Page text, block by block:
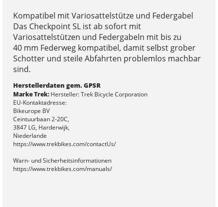
Kompatibel mit Variosattelstütze und Federgabel
Das Checkpoint SL ist ab sofort mit
Variosattelstützen und Federgabeln mit bis zu
40 mm Federweg kompatibel, damit selbst grober
Schotter und steile Abfahrten problemlos machbar
sind.
Herstellerdaten gem. GPSR
Marke Trek:Hersteller: Trek Bicycle Corporation
EU-Kontaktadresse:
Bikeurope BV
Ceintuurbaan 2-20C,
3847 LG, Harderwijk,
Niederlande
https://www.trekbikes.com/contactUs/
Warn- und Sicherheitsinformationen
https://www.trekbikes.com/manuals/